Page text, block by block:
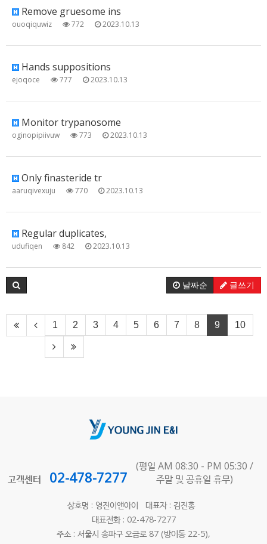
Remove gruesome ins
ouoqiquwiz 772 2023.10.13
Hands suppositions
ejoqoce 777 2023.10.13
Monitor trypanosome
oginopipiivuw 773 2023.10.13
Only finasteride tr
aaruqivexuju 770 2023.10.13
Regular duplicates,
udufiqen 842 2023.10.13
날짜순 글쓰기
1 2 3 4 5 6 7 8 9 10
고객센터 02-478-7277
(평일 AM 08:30 - PM 05:30 /
주말 및 공휴일 휴무)
상호명 : 영진이앤아이 대표자 : 김진홍
대표전화 : 02-478-7277
주소 : 서울시 송파구 오금로 87 (방이동 22-5),